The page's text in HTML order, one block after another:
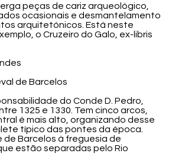
peças de cariz arqueológico,
ocasionais e desmantelamento
arquitetónicos. Está neste
o Cruzeiro do Galo, ex-libris
de Barcelos
do Conde D. Pedro,
1325 e 1330. Tem cinco arcos,
é mais alto, organizando desse
típico das pontes da época.
de Barcelos à freguesia de
estão separadas pelo Rio